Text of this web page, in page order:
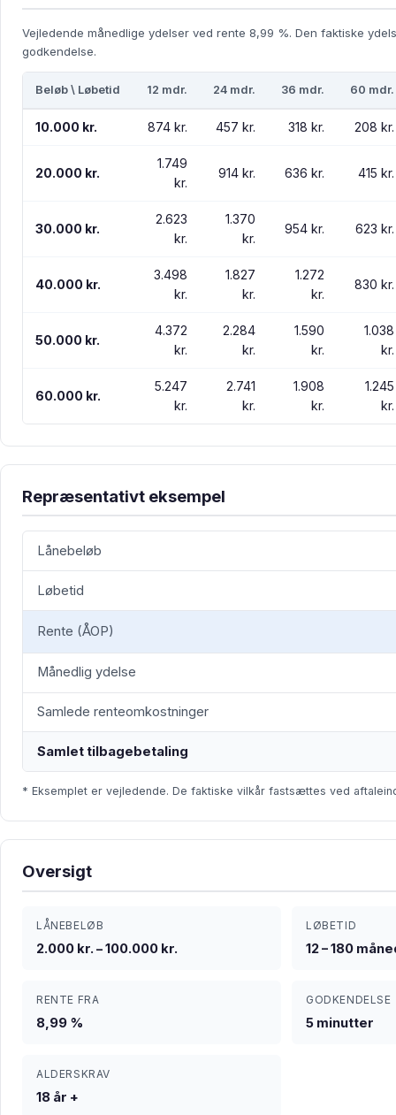
Vejledende månedlige ydelser ved rente 8,99 %. Den faktiske
godkendelse.
Beløb \ Løbetid 12 mdr. 24 mdr. 36 mdr. 60 mdr.
10.000 kr. 874 kr. 457 kr. 318 kr. 208 kr.
20.000 kr.
1.749
kr.
914 kr. 636 kr. 415 kr.
30.000 kr.
2.623
kr.
1.370
kr.
954 kr. 623 kr.
40.000 kr.
3.498
kr.
1.827
kr.
1.272
kr.
830 kr.
50.000 kr.
4.372
kr.
2.284
kr.
1.590
kr.
1.038
kr.
60.000 kr.
5.247
kr.
2.741
kr.
1.908
kr.
1.245
kr.
Repræsentativt eksempel
Lånebeløb
Løbetid
Rente (ÅOP)
Månedlig ydelse
Samlede renteomkostninger
Samlet tilbagebetaling
* Eksemplet er vejledende. De faktiske vilkår fastsættes ved
Oversigt
LÅNEBELØB
2.000 kr. – 100.000 kr.
LØBETID
12 – 180
RENTE FRA
8,99 %
GODKENDELSE
5 minutter
ALDERSKRAV
18 år +